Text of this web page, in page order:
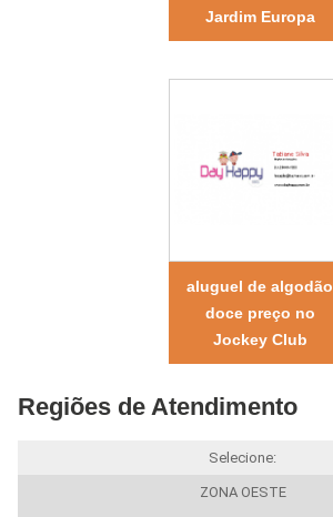
Jardim Europa
aluguel de algodão
doce preço no
Jockey Club
Regiões de Atendimento
Selecione:
ZONA OESTE